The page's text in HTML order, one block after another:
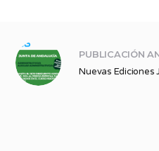
PUBLICACIÓN
Nuevas Ediciones